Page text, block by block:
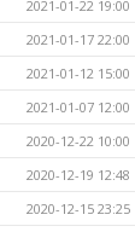
2021-01-22 19:00
2021-01-17 22:00
2021-01-12 15:00
2021-01-07 12:00
2020-12-22 10:00
2020-12-19 12:48
2020-12-15 23:25